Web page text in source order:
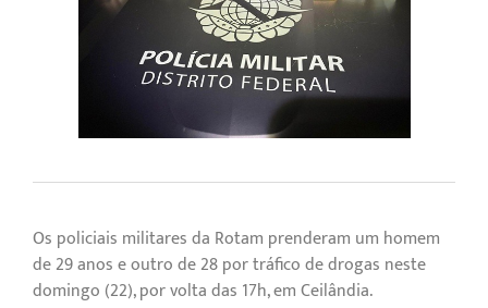
Os policiais militares da Rotam prenderam um homem
de 29 anos e outro de 28 por tráfico de drogas neste
domingo (22), por volta das 17h, em Ceilândia.